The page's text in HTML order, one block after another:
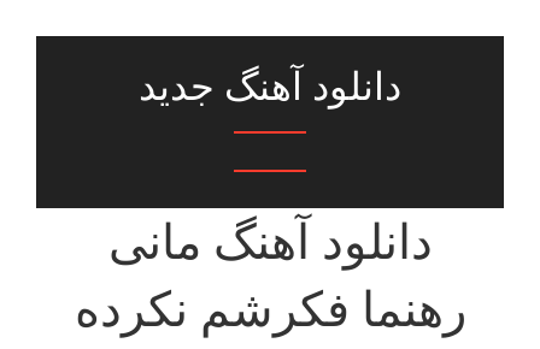
دانلود آهنگ جدید
دانلود آهنگ مانی
رهنما فکرشم نکرده